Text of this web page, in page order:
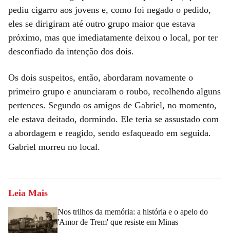
pediu cigarro aos jovens e, como foi negado o pedido,
eles se dirigiram até outro grupo maior que estava
próximo, mas que imediatamente deixou o local, por ter
desconfiado da intenção dos dois.
Os dois suspeitos, então, abordaram novamente o
primeiro grupo e anunciaram o roubo, recolhendo alguns
pertences. Segundo os amigos de Gabriel, no momento,
ele estava deitado, dormindo. Ele teria se assustado com
a abordagem e reagido, sendo esfaqueado em seguida.
Gabriel morreu no local.
Leia Mais
Nos trilhos da memória: a história e o apelo do
'Amor de Trem' que resiste em Minas